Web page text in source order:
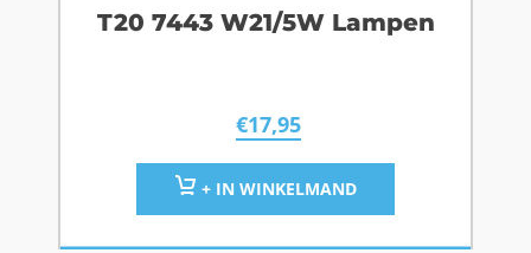
T20 7443 W21/5W Lampen
€17,95
+ IN WINKELMAND